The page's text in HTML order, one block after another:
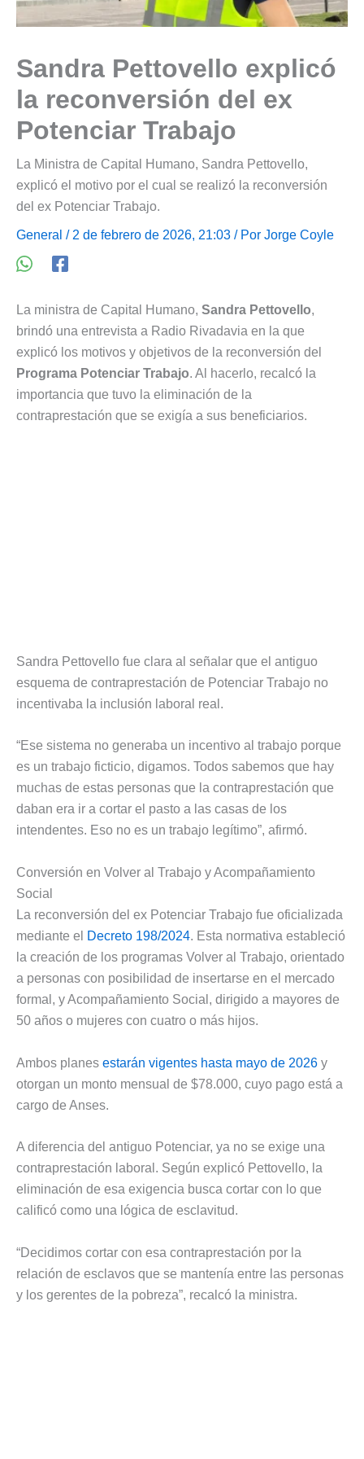
Sandra Pettovello explicó
la reconversión del ex
Potenciar Trabajo
La Ministra de Capital Humano, Sandra Pettovello,
explicó el motivo por el cual se realizó la reconversión
del ex Potenciar Trabajo.
General / 2 de febrero de 2026, 21:03 / Por Jorge Coyle
La ministra de Capital Humano, Sandra Pettovello,
brindó una entrevista a Radio Rivadavia en la que
explicó los motivos y objetivos de la reconversión del
Programa Potenciar Trabajo. Al hacerlo, recalcó la
importancia que tuvo la eliminación de la
contraprestación que se exigía a sus beneficiarios.
Sandra Pettovello fue clara al señalar que el antiguo
esquema de contraprestación de Potenciar Trabajo no
incentivaba la inclusión laboral real.
“Ese sistema no generaba un incentivo al trabajo porque
es un trabajo ficticio, digamos. Todos sabemos que hay
muchas de estas personas que la contraprestación que
daban era ir a cortar el pasto a las casas de los
intendentes. Eso no es un trabajo legítimo”, afirmó.
Conversión en Volver al Trabajo y Acompañamiento
Social
La reconversión del ex Potenciar Trabajo fue oficializada
mediante el
Decreto 198/2024. Esta normativa estableció
la creación de los programas Volver al Trabajo, orientado
a personas con posibilidad de insertarse en el mercado
formal, y Acompañamiento Social, dirigido a mayores de
50 años o mujeres con cuatro o más hijos.
Ambos planes estarán vigentes hasta mayo de 2026 y
otorgan un monto mensual de $78.000, cuyo pago está a
cargo de Anses.
A diferencia del antiguo Potenciar, ya no se exige una
contraprestación laboral. Según explicó Pettovello, la
eliminación de esa exigencia busca cortar con lo que
calificó como una lógica de esclavitud.
“Decidimos cortar con esa contraprestación por la
relación de esclavos que se mantenía entre las personas
y los gerentes de la pobreza”, recalcó la ministra.